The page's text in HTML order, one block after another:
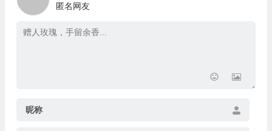
匿名网友
昵称